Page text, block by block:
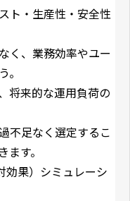
ト・生産性・安全性
く、業務効率やユー
将来的な運用負荷の
不足なく選定するこ
す。
効果）シミュレーシ